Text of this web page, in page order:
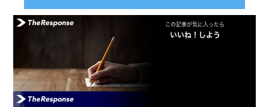
この記事が気に入ったら
いいね！しよう